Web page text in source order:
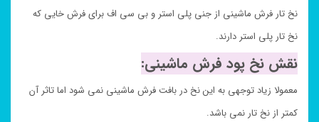
نخ تار فرش ماشینی از جنی پلی استر و بی سی اف برای فرش خایی که
نخ تار پلی استر دارند.
نقش نخ پود فرش ماشینی:
معمولا زیاد توجهی به این نخ در بافت فرش ماشینی نمی شود اما تاثر آن
کمتر از نخ تار نمی باشد.